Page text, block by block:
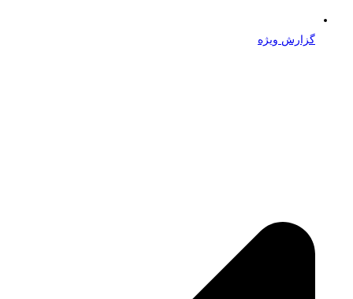
گزارش ویژه